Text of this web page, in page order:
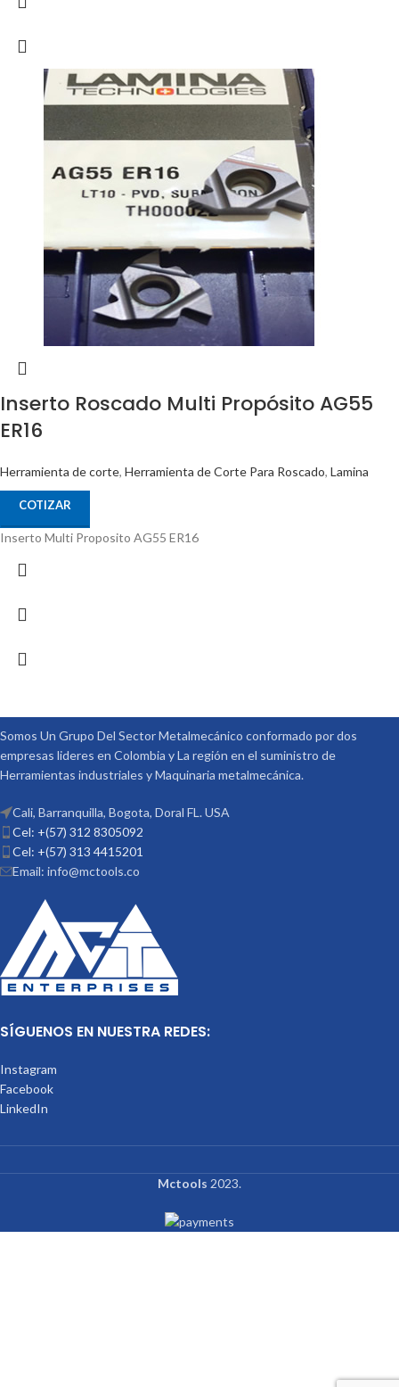
Inserto Roscado Multi Propósito AG55
ER16
Herramienta de corte, Herramienta de Corte Para Roscado, Lamina
COTIZAR
Inserto Multi Proposito AG55 ER16
Somos Un Grupo Del Sector Metalmecánico conformado por dos
empresas lideres en Colombia y La región en el suministro de
Herramientas industriales y Maquinaria metalmecánica.
Cali, Barranquilla, Bogota, Doral FL. USA
Cel: +(57) 312 8305092
Cel: +(57) 313 4415201
Email: info@mctools.co
SÍGUENOS EN NUESTRA REDES:
Instagram
Facebook
LinkedIn
Mctools 2023.